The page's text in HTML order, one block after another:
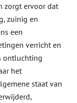
zorgt ervoor dat
zuinig en
een
verricht en
ontluchting
het
staat van